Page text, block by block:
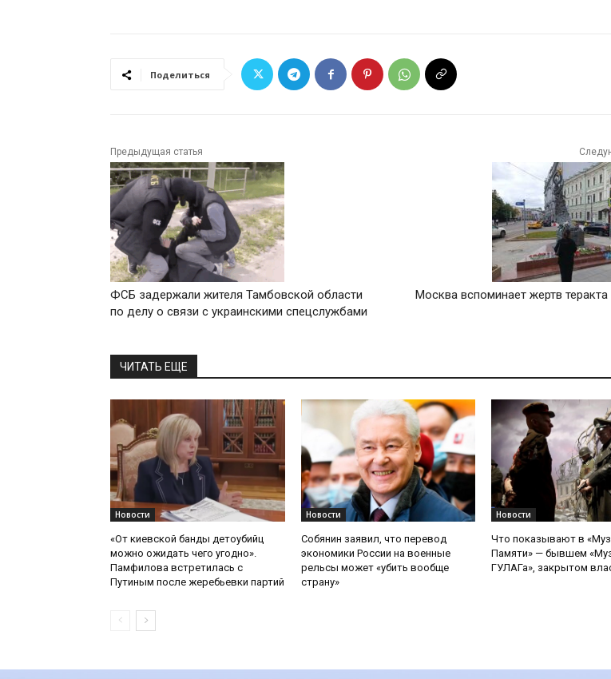
Поделиться
Предыдущая статья
ФСБ задержали жителя Тамбовской области
по делу о связи с украинскими спецслужбами
Москва вспоминает жертв теракта
ЧИТАТЬ ЕЩЕ
Новости
«От киевской банды детоубийц
можно ожидать чего угодно».
Памфилова встретилась с
Путиным после жеребьевки партий
Новости
Собянин заявил, что перевод
экономики России на военные
рельсы может «убить вообще
страну»
Новости
Что показывают в
Памяти» — бывшем
ГУЛАГа», закрытом